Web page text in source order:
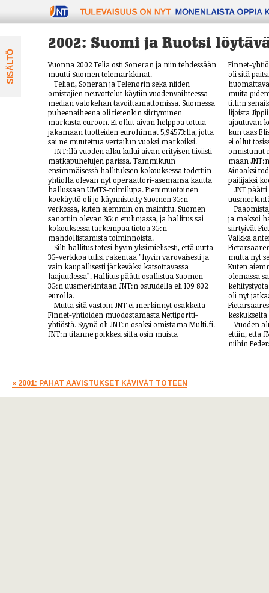
TULEVAISUUS ON NYT
2002: Suomi ja Ruotsi
Vuonna 2002 Telia osti Soneran ja niin tehdessään
muutti Suomen telemarkkinat.
Telian, Soneran ja Telenorin sekä niiden
omistajien neuvottelut käytiin vuodenvaihteessa
median valokehän tavoittamattomissa. Suomessa
puheenaiheena oli tietenkin siirtyminen
markasta euroon. Ei ollut aivan helppoa tottua
jakamaan tuotteiden eurohinnat 5,94573:lla, jotta
sai ne muutettua vertailun vuoksi markoiksi.
JNT:llä vuoden alku kului aivan erityisen tiiviisti
matkapuhelujen parissa. Tammikuun
ensimmäisessä hallituksen kokouksessa todettiin
yhtiöllä olevan nyt operaattori-asemansa kautta
hallussaan UMTS-toimilupa. Pienimuotoinen
koekäyttö oli jo käynnistetty Suomen 3G:n
verkossa, kuten aiemmin on mainittu. Suomen
sanottiin olevan 3G:n etulinjassa, ja hallitus sai
kokouksessa tarkem­paa tietoa 3G:n
mahdollistamista toiminnoista.
Silti hallitus totesi hyvin yksimielisesti, että uutta
3G-verkkoa tulisi rakentaa ”hyvin varovaisesti ja
vain kaupallisesti järkeväksi katsottavassa
laajuudessa”. Hallitus päätti osallistua Suomen
3G:n uusmer­kin­tään JNT:n osuudella eli 109 802
eurolla.
Mutta sitä vastoin JNT ei merkinnyt osakkeita
Finnet-yhtiöiden muodostamasta Nettiportti-
yhtiöstä. Syynä oli JNT:n osaksi omistama Multi.fi.
JNT:n tilanne poikkesi siltä osin muista
Finnet-
oli sitä
muita
ti.fi:n
lijo­ista
ajautuvan
kun taas
ei ollut
onnistunut
maan
Ainoaksi
pai­lij­aksi
JNT
ja maksoi
siirtyivät
Vaikka
mutta nyt
Kuten
olemassa
oli nyt
Vuoden
ett­iin, että
niihin
« 2001: PAHAT AAVISTUKSET KÄVIVÄT TOTEEN